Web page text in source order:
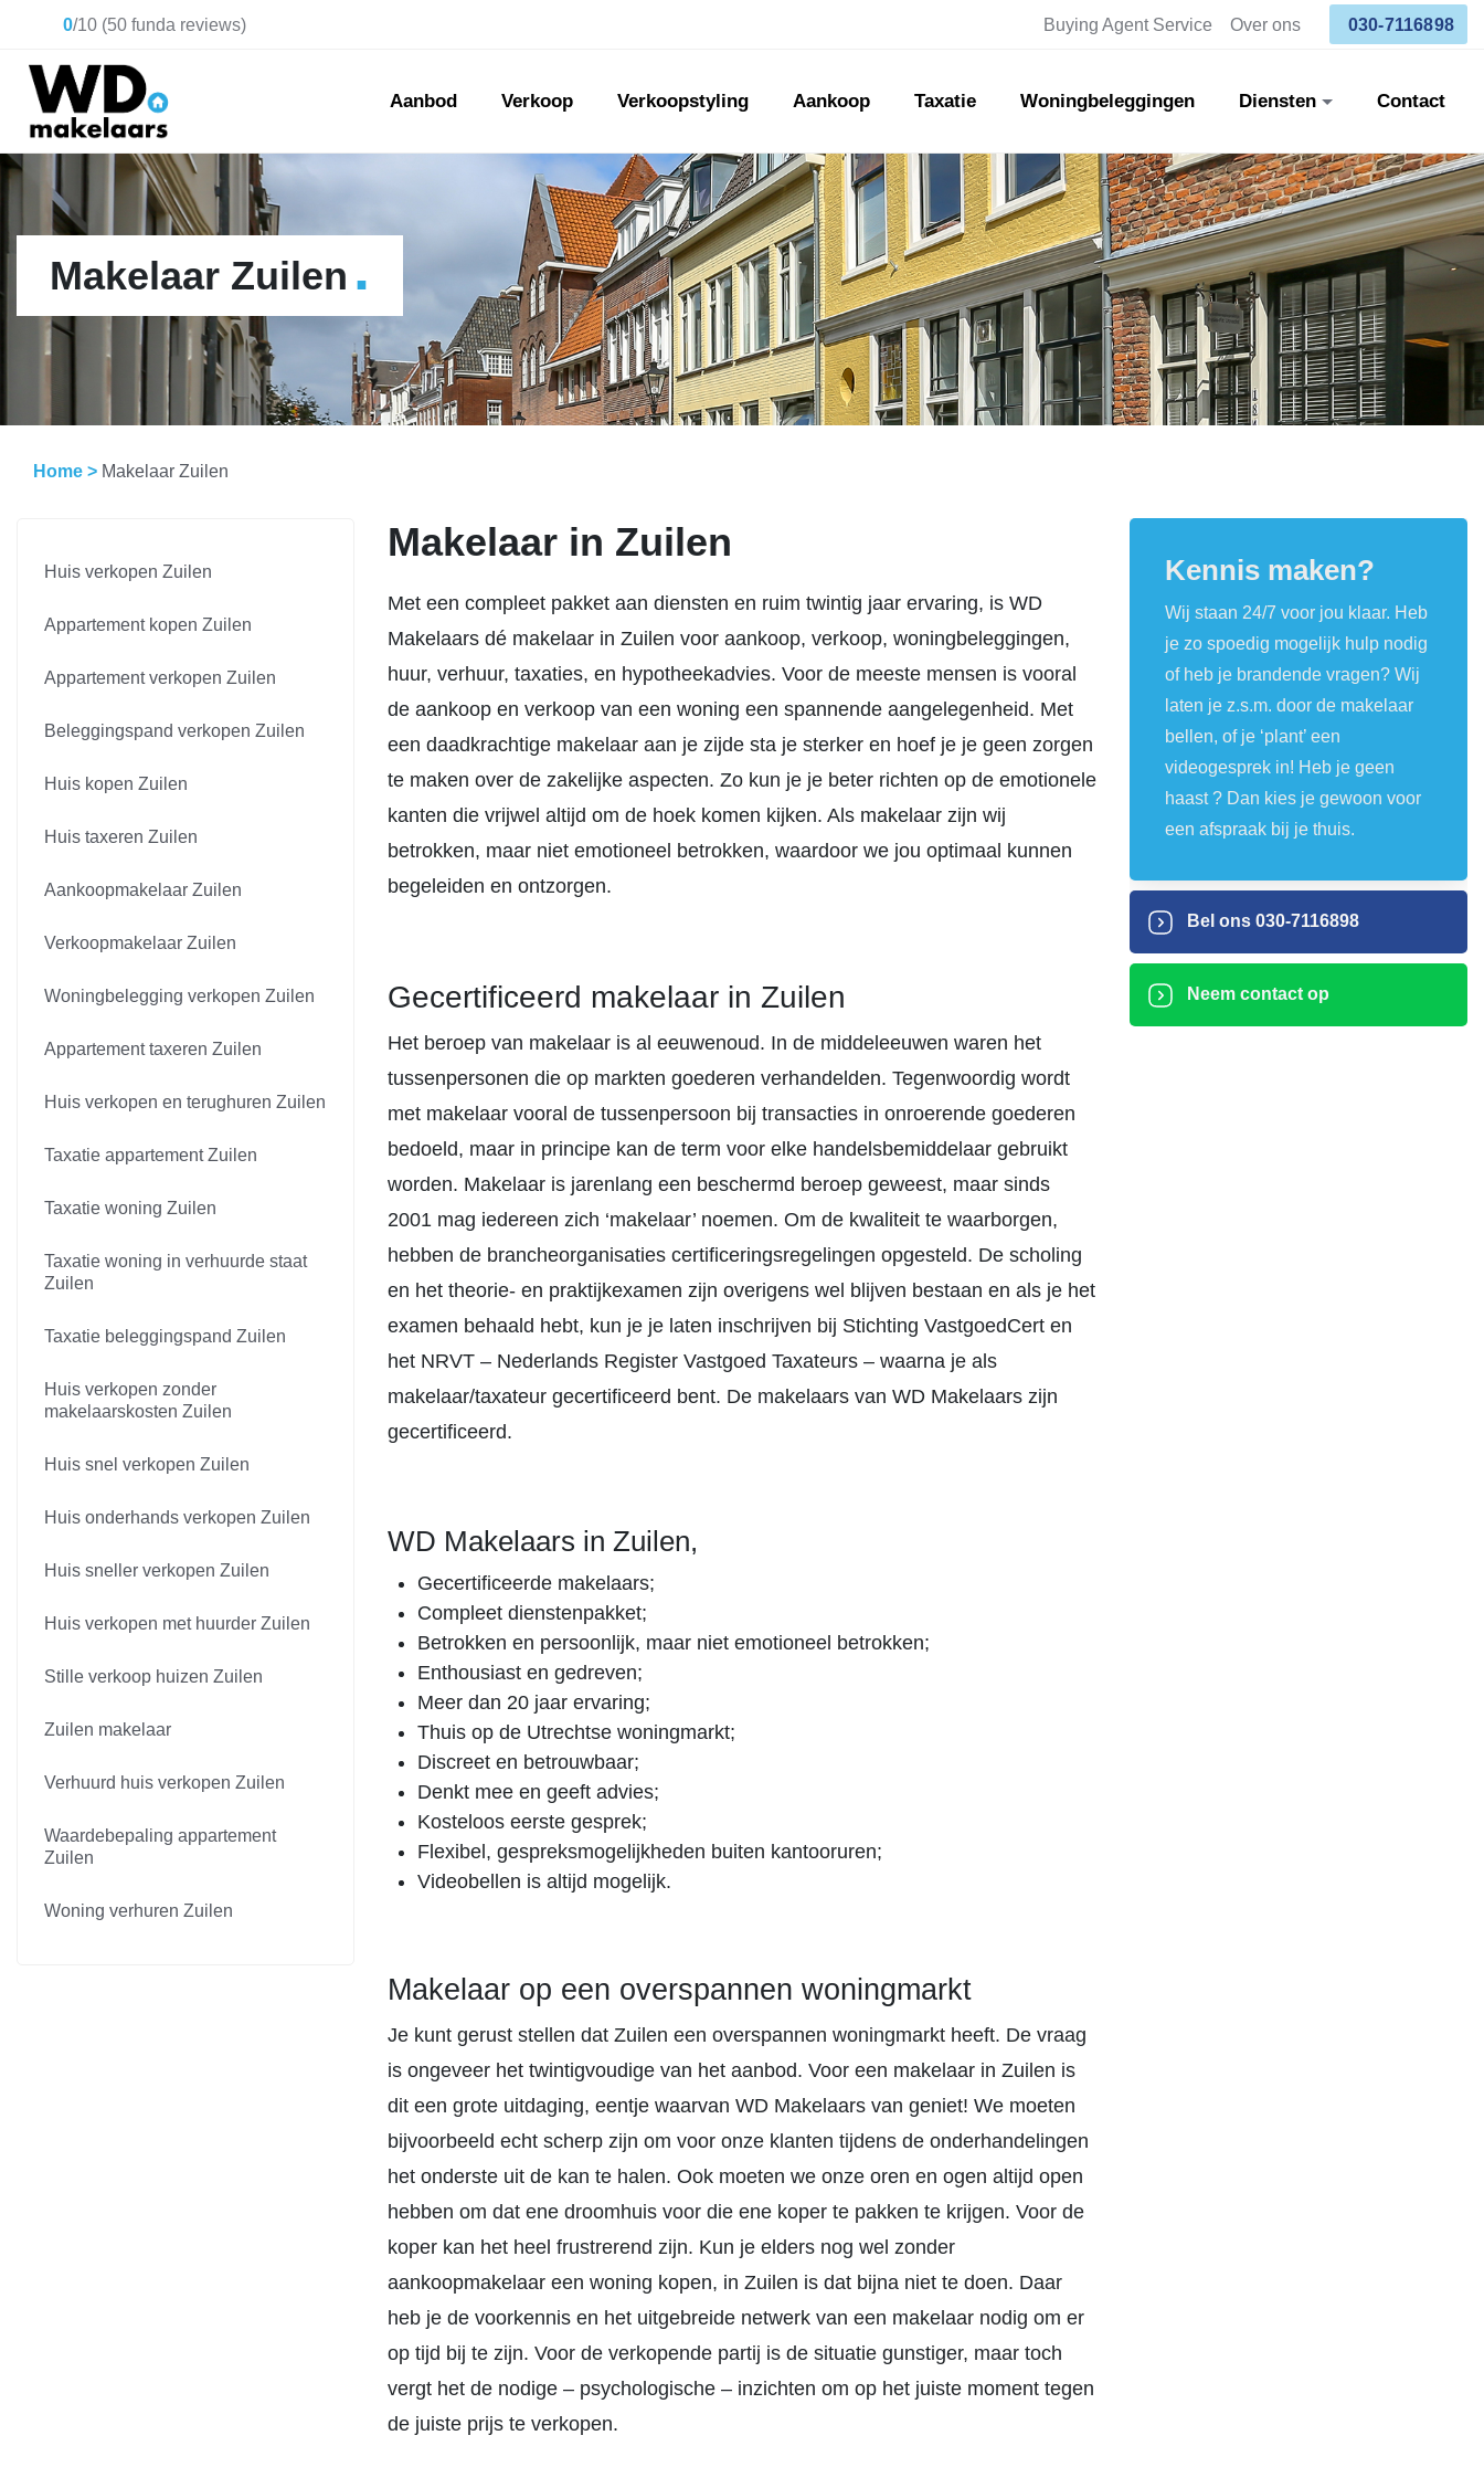
0/10 (50 funda reviews) Buying Agent Service Over ons 030-7116898
Aanbod Verkoop Verkoopstyling Aankoop Taxatie Woningbeleggingen Diensten Contact
Makelaar Zuilen .
Home > Makelaar Zuilen
Huis verkopen Zuilen
Appartement kopen Zuilen
Appartement verkopen Zuilen
Beleggingspand verkopen Zuilen
Huis kopen Zuilen
Huis taxeren Zuilen
Aankoopmakelaar Zuilen
Verkoopmakelaar Zuilen
Woningbelegging verkopen Zuilen
Appartement taxeren Zuilen
Huis verkopen en terughuren Zuilen
Taxatie appartement Zuilen
Taxatie woning Zuilen
Taxatie woning in verhuurde staat
Zuilen
Taxatie beleggingspand Zuilen
Huis verkopen zonder
makelaarskosten Zuilen
Huis snel verkopen Zuilen
Huis onderhands verkopen Zuilen
Huis sneller verkopen Zuilen
Huis verkopen met huurder Zuilen
Stille verkoop huizen Zuilen
Zuilen makelaar
Verhuurd huis verkopen Zuilen
Waardebepaling appartement
Zuilen
Woning verhuren Zuilen
Makelaar in Zuilen
Met een compleet pakket aan diensten en ruim twintig jaar ervaring, is WD
Makelaars dé makelaar in Zuilen voor aankoop, verkoop, woningbeleggingen,
huur, verhuur, taxaties, en hypotheekadvies. Voor de meeste mensen is vooral
de aankoop en verkoop van een woning een spannende aangelegenheid. Met
een daadkrachtige makelaar aan je zijde sta je sterker en hoef je je geen zorgen
te maken over de zakelijke aspecten. Zo kun je je beter richten op de emotionele
kanten die vrijwel altijd om de hoek komen kijken. Als makelaar zijn wij
betrokken, maar niet emotioneel betrokken, waardoor we jou optimaal kunnen
begeleiden en ontzorgen.
Gecertificeerd makelaar in Zuilen
Het beroep van makelaar is al eeuwenoud. In de middeleeuwen waren het
tussenpersonen die op markten goederen verhandelden. Tegenwoordig wordt
met makelaar vooral de tussenpersoon bij transacties in onroerende goederen
bedoeld, maar in principe kan de term voor elke handelsbemiddelaar gebruikt
worden. Makelaar is jarenlang een beschermd beroep geweest, maar sinds
2001 mag iedereen zich ‘makelaar’ noemen. Om de kwaliteit te waarborgen,
hebben de brancheorganisaties certificeringsregelingen opgesteld. De scholing
en het theorie- en praktijkexamen zijn overigens wel blijven bestaan en als je het
examen behaald hebt, kun je je laten inschrijven bij Stichting VastgoedCert en
het NRVT – Nederlands Register Vastgoed Taxateurs – waarna je als
makelaar/taxateur gecertificeerd bent. De makelaars van WD Makelaars zijn
gecertificeerd.
WD Makelaars in Zuilen,
Gecertificeerde makelaars;
Compleet dienstenpakket;
Betrokken en persoonlijk, maar niet emotioneel betrokken;
Enthousiast en gedreven;
Meer dan 20 jaar ervaring;
Thuis op de Utrechtse woningmarkt;
Discreet en betrouwbaar;
Denkt mee en geeft advies;
Kosteloos eerste gesprek;
Flexibel, gespreksmogelijkheden buiten kantooruren;
Videobellen is altijd mogelijk.
Makelaar op een overspannen woningmarkt
Je kunt gerust stellen dat Zuilen een overspannen woningmarkt heeft. De vraag
is ongeveer het twintigvoudige van het aanbod. Voor een makelaar in Zuilen is
dit een grote uitdaging, eentje waarvan WD Makelaars van geniet! We moeten
bijvoorbeeld echt scherp zijn om voor onze klanten tijdens de onderhandelingen
het onderste uit de kan te halen. Ook moeten we onze oren en ogen altijd open
hebben om dat ene droomhuis voor die ene koper te pakken te krijgen. Voor de
koper kan het heel frustrerend zijn. Kun je elders nog wel zonder
aankoopmakelaar een woning kopen, in Zuilen is dat bijna niet te doen. Daar
heb je de voorkennis en het uitgebreide netwerk van een makelaar nodig om er
op tijd bij te zijn. Voor de verkopende partij is de situatie gunstiger, maar toch
vergt het de nodige – psychologische – inzichten om op het juiste moment tegen
de juiste prijs te verkopen.
Kennis maken?
Wij staan 24/7 voor jou klaar. Heb
je zo spoedig mogelijk hulp nodig
of heb je brandende vragen? Wij
laten je z.s.m. door de makelaar
bellen, of je ‘plant’ een
videogesprek in! Heb je geen
haast ? Dan kies je gewoon voor
een afspraak bij je thuis.
Bel ons 030-7116898
Neem contact op